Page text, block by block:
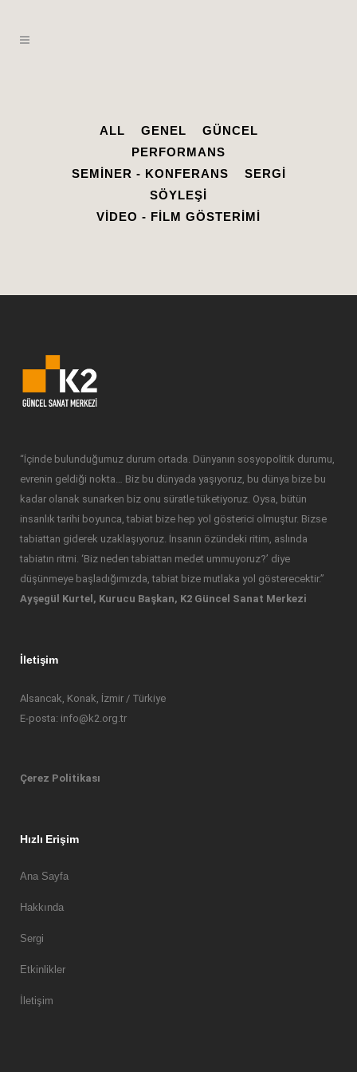
ALL GENEL
GÜNCEL
PERFORMANS
SEMINER - KONFERANS
SERGI
SÖYLEŞI
VIDEO - FILM GÖSTERIMI
“İçinde bulunduğumuz durum ortada. Dünyanın sosyopolitik durumu,
evrenin geldiği nokta… Biz bu dünyada yaşıyoruz, bu dünya bize bu
kadar olanak sunarken biz onu süratle tüketiyoruz. Oysa, bütün
insanlık tarihi boyunca, tabiat bize hep yol gösterici olmuştur. Bizse
tabiattan giderek uzaklaşıyoruz. İnsanın özündeki ritim, aslında
tabiatın ritmi. ‘Biz neden tabiattan medet ummuyoruz?’ diye
düşünmeye başladığımızda, tabiat bize mutlaka yol gösterecektir.”
Ayşegül Kurtel, Kurucu Başkan, K2 Güncel Sanat Merkezi
İletişim
Alsancak, Konak, İzmir / Türkiye
E-posta: info@k2.org.tr
Çerez Politikası
Hızlı Erişim
Ana Sayfa
Hakkında
Sergi
Etkinlikler
İletişim